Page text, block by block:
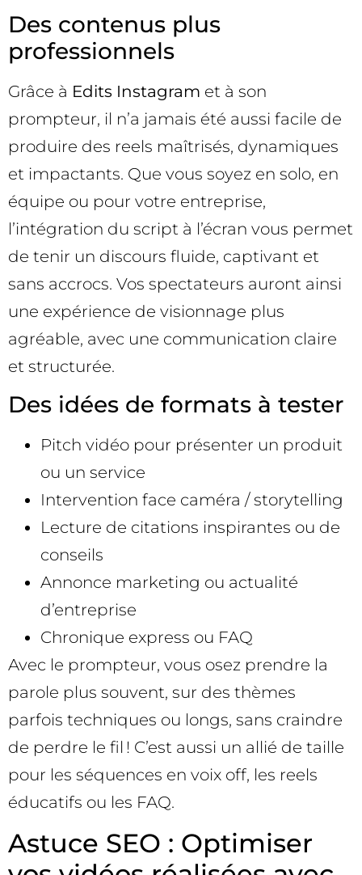
Des contenus plus
professionnels
Grâce à Edits Instagram et à son
prompteur, il n’a jamais été aussi facile de
produire des reels maîtrisés, dynamiques
et impactants. Que vous soyez en solo, en
équipe ou pour votre entreprise,
l’intégration du script à l’écran vous permet
de tenir un discours fluide, captivant et
sans accrocs. Vos spectateurs auront ainsi
une expérience de visionnage plus
agréable, avec une communication claire
et structurée.
Des idées de formats à tester
Pitch vidéo pour présenter un produit
ou un service
Intervention face caméra / storytelling
Lecture de citations inspirantes ou de
conseils
Annonce marketing ou actualité
d’entreprise
Chronique express ou FAQ
Avec le prompteur, vous osez prendre la
parole plus souvent, sur des thèmes
parfois techniques ou longs, sans craindre
de perdre le fil ! C’est aussi un allié de taille
pour les séquences en voix off, les reels
éducatifs ou les FAQ.
Astuce SEO : Optimiser